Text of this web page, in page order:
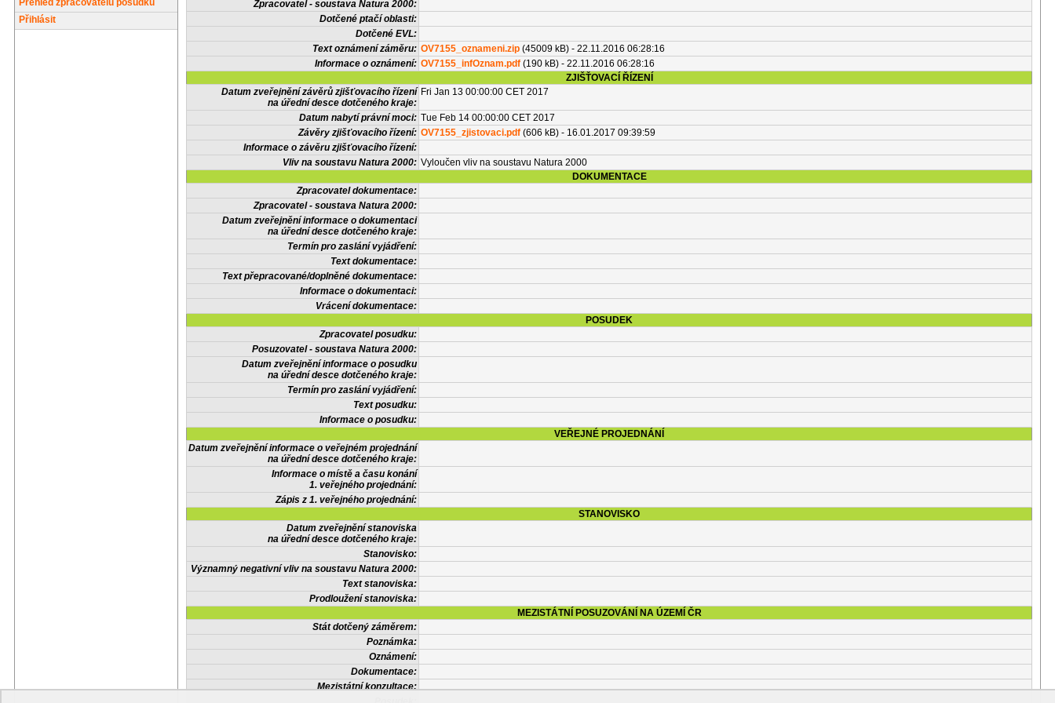
Přehled zpracovatelů posudků
Přihlásit
Zpracovatel - soustava Natura 2000:
Dotčené ptačí oblasti:
Dotčené EVL:
Text oznámení záměru: OV7155_oznameni.zip (45009 kB) - 22.11.2016 06:28:16
Informace o oznámení: OV7155_infOznam.pdf (190 kB) - 22.11.2016 06:28:16
ZJIŠŤOVACÍ ŘÍZENÍ
Datum zveřejnění závěrů zjišťovacího řízení
na úřední desce dotčeného kraje:
Fri Jan 13 00:00:00 CET 2017
Datum nabytí právní moci: Tue Feb 14 00:00:00 CET 2017
Závěry zjišťovacího řízení: OV7155_zjistovaci.pdf (606 kB) - 16.01.2017 09:39:59
Informace o závěru zjišťovacího řízení:
Vliv na soustavu Natura 2000: Vyloučen vliv na soustavu Natura 2000
DOKUMENTACE
Zpracovatel dokumentace:
Zpracovatel - soustava Natura 2000:
Datum zveřejnění informace o dokumentaci
na úřední desce dotčeného kraje:
Termín pro zaslání vyjádření:
Text dokumentace:
Text přepracované/doplněné dokumentace:
Informace o dokumentaci:
Vrácení dokumentace:
POSUDEK
Zpracovatel posudku:
Posuzovatel - soustava Natura 2000:
Datum zveřejnění informace o posudku
na úřední desce dotčeného kraje:
Termín pro zaslání vyjádření:
Text posudku:
Informace o posudku:
VEŘEJNÉ PROJEDNÁNÍ
Datum zveřejnění informace o veřejném projednání
na úřední desce dotčeného kraje:
Informace o místě a času konání
1. veřejného projednání:
Zápis z 1. veřejného projednání:
STANOVISKO
Datum zveřejnění stanoviska
na úřední desce dotčeného kraje:
Stanovisko:
Významný negativní vliv na soustavu Natura 2000:
Text stanoviska:
Prodloužení stanoviska:
MEZISTÁTNÍ POSUZOVÁNÍ NA ÚZEMÍ ČR
Stát dotčený záměrem:
Poznámka:
Oznámení:
Dokumentace:
Mezistátní konzultace: